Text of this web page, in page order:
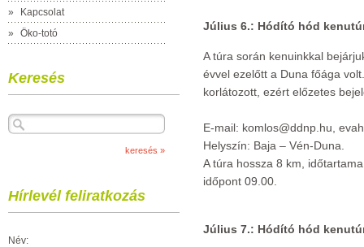
»
Kapcsolat
»
Öko-totó
Keresés
Hírlevél feliratkozás
Név:
Július 6.: Hódító hód
A túra során kenuinkkal
évvel ezelőtt a Duna főága
korlátozott, ezért előzetes
E-mail: komlos@ddnp.hu,
Helyszín: Baja – Vén-Duna.
A túra hossza 8 km,
időpont 09.00.
Július 7.: Hódító hód